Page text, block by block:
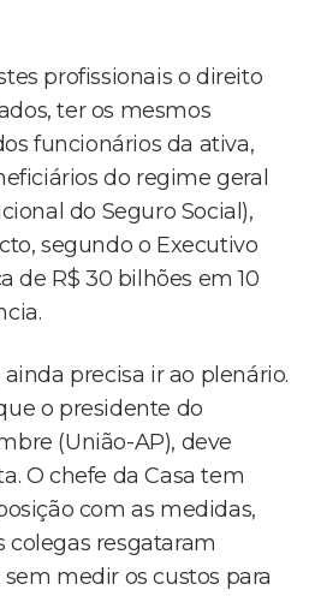
profissionais o direito
ter os mesmos
funcionários da ativa,
do regime geral
do Seguro Social),
segundo o Executivo
de R$ 30 bilhões em 10
precisa ir ao plenário.
o presidente do
(União-AP), deve
O chefe da Casa tem
com as medidas,
colegas resgataram
medir os custos para